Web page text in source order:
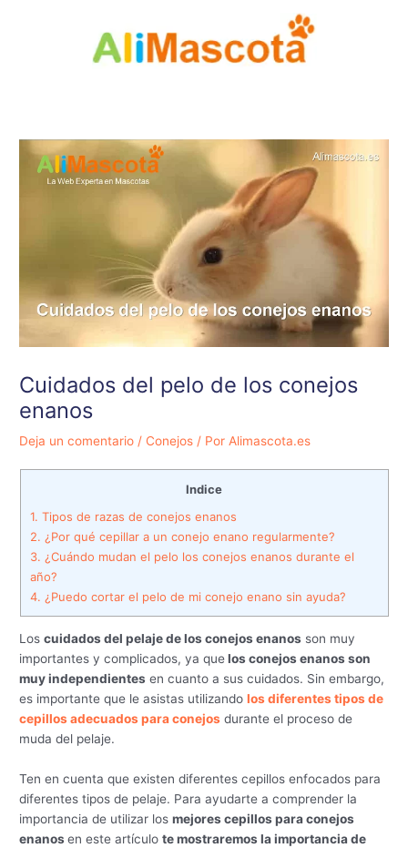
Cuidados del pelo de los conejos
enanos
Deja un comentario / Conejos / Por Alimascota.es
Indice
1. Tipos de razas de conejos enanos
2. ¿Por qué cepillar a un conejo enano regularmente?
3. ¿Cuándo mudan el pelo los conejos enanos durante el
año?
4. ¿Puedo cortar el pelo de mi conejo enano sin ayuda?
Loscuidados del pelaje de los conejos enanos son muy
importantes y complicados, ya quelos conejos enanos son
muy independientes en cuanto a sus cuidados. Sin embargo,
es importante que le asistas utilizandolos diferentes tipos de
cepillos adecuados para conejos durante el proceso de
muda del pelaje.
Ten en cuenta que existen diferentes cepillos enfocados para
diferentes tipos de pelaje. Para ayudarte a comprender la
importancia de utilizar losmejores cepillos para conejos
enanosen este artículote mostraremos la importancia de